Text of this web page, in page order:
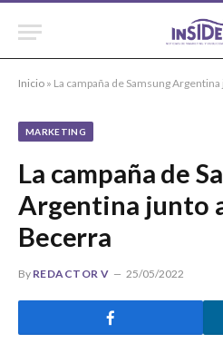
Inicio » La campaña de Samsung
MARKETING
La campaña de
Argentina junto
Becerra
By REDACTOR V 25/05/2022